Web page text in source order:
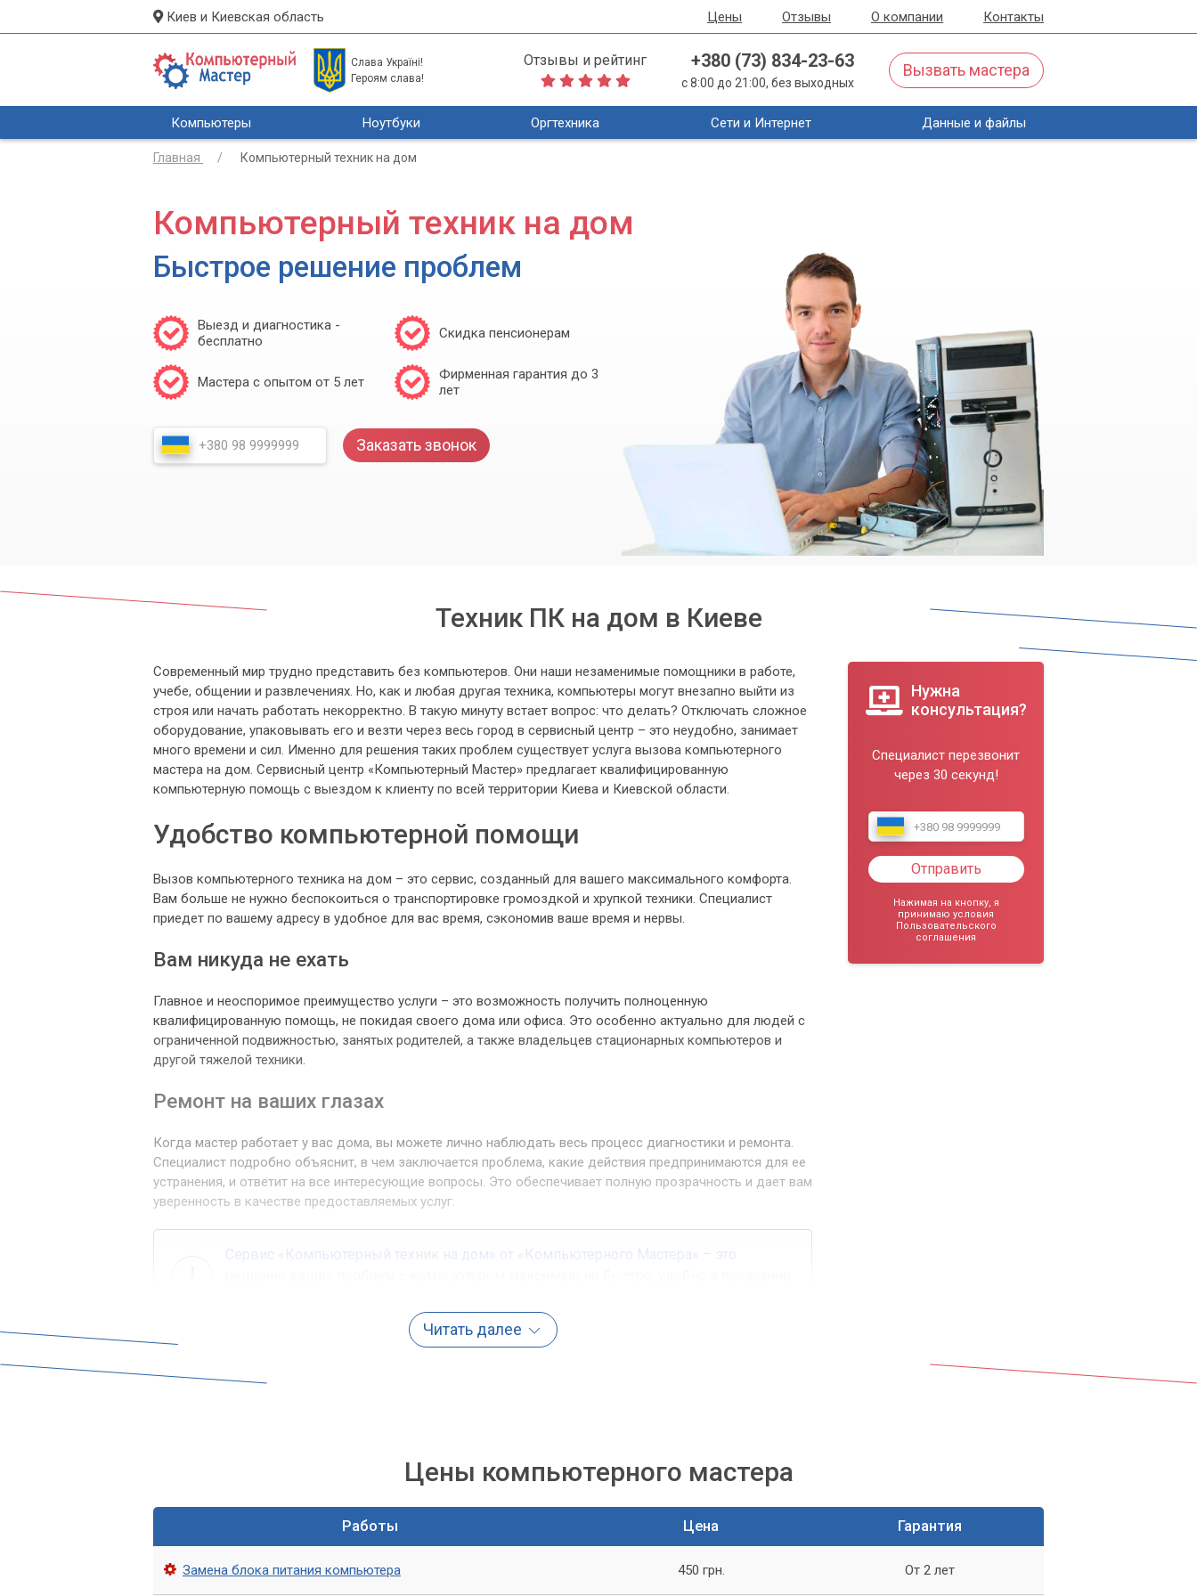
Киев и Киевская область Цены Отзывы О компании Контакты
Слава Україні!
Героям слава!
Отзывы и рейтинг +380 (73) 834-23-63
с 8:00 до 21:00, без выходных
Вызвать мастера
Компьютеры Ноутбуки Оргтехника Сети и Интернет Данные и файлы
Главная Компьютерный техник на дом
Компьютерный техник на дом
Быстрое решение проблем
Выезд и диагностика -
бесплатно
Скидка пенсионерам
Мастера с опытом от 5 лет
Фирменная гарантия до 3
лет
Заказать звонок
Техник ПК на дом в Киеве
Современный мир трудно представить без компьютеров. Они наши незаменимые помощники в работе,
учебе, общении и развлечениях. Но, как и любая другая техника, компьютеры могут внезапно выйти из
строя или начать работать некорректно. В такую минуту встает вопрос: что делать? Отключать сложное
оборудование, упаковывать его и везти через весь город в сервисный центр – это неудобно, занимает
много времени и сил. Именно для решения таких проблем существует услуга вызова компьютерного
мастера на дом. Сервисный центр «Компьютерный Мастер» предлагает квалифицированную
компьютерную помощь с выездом к клиенту по всей территории Киева и Киевской области.
Удобство компьютерной помощи
Вызов компьютерного техника на дом – это сервис, созданный для вашего максимального комфорта.
Вам больше не нужно беспокоиться о транспортировке громоздкой и хрупкой техники. Специалист
приедет по вашему адресу в удобное для вас время, сэкономив ваше время и нервы.
Вам никуда не ехать
Главное и неоспоримое преимущество услуги – это возможность получить полноценную
квалифицированную помощь, не покидая своего дома или офиса. Это особенно актуально для людей с
ограниченной подвижностью, занятых родителей, а также владельцев стационарных компьютеров и
другой тяжелой техники.
Ремонт на ваших глазах
Когда мастер работает у вас дома, вы можете лично наблюдать весь процесс диагностики и ремонта.
Специалист подробно объяснит, в чем заключается проблема, какие действия предпринимаются для ее
устранения, и ответит на все интересующие вопросы. Это обеспечивает полную прозрачность и дает вам
уверенность в качестве предоставляемых услуг.
Сервис «Компьютерный техник на дом» от «Компьютерного Мастера» – это
Основные направления помощи
Комплексная диагностика.Точное определение причин неисправностей аппаратного и
программного характера.
Инсталляция и конфигурирование операционных систем (Windows,
Читать далее
Нужна
консультация?
Специалист перезвонит
через 30 секунд!
Отправить
Нажимая на кнопку, я
принимаю условия
Пользовательского
соглашения
Цены компьютерного мастера
Работы Цена Гарантия
Замена блока питания компьютера 450 грн. От 2 лет